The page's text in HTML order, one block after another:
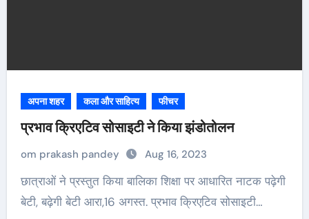
अपना शहर कला और साहित्य फीचर
प्रभाव क्रिएटिव सोसाइटी ने किया झंडोतोलन
om prakash pandey Aug 16, 2023
छात्राओं ने प्रस्तुत किया बालिका शिक्षा पर आधारित नाटक पढ़ेगी
बेटी, बढ़ेगी बेटी आरा,16 अगस्त. प्रभाव क्रिएटिव सोसाइटी…